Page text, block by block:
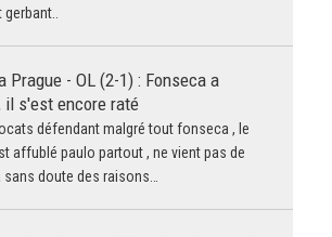
Prague - OL (2-1) : Fonseca a
il s'est encore raté
défendant malgré tout fonseca , le
affublé paulo partout , ne vient pas de
doute des raisons…